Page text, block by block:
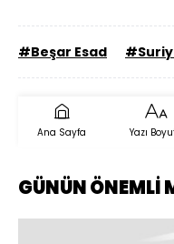
#Beşar Esad
Ana Sayfa Yazı
GÜNÜN ÖNEMLİ